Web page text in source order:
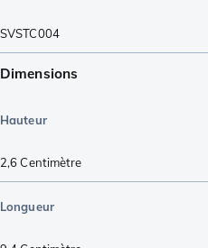
SVSTC004
Dimensions
Hauteur
2,6Centimètre
Longueur